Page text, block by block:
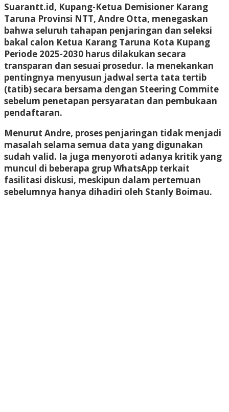
Suarantt.id, Kupang-Ketua Demisioner Karang
Taruna Provinsi NTT, Andre Otta, menegaskan
bahwa seluruh tahapan penjaringan dan seleksi
bakal calon Ketua Karang Taruna Kota Kupang
Periode 2025-2030 harus dilakukan secara
transparan dan sesuai prosedur. Ia menekankan
pentingnya menyusun jadwal serta tata tertib
(tatib) secara bersama dengan Steering Commite
sebelum penetapan persyaratan dan pembukaan
pendaftaran.
Menurut Andre, proses penjaringan tidak menjadi
masalah selama semua data yang digunakan
sudah valid. Ia juga menyoroti adanya kritik yang
muncul di beberapa grup WhatsApp terkait
fasilitasi diskusi, meskipun dalam pertemuan
sebelumnya hanya dihadiri oleh Stanly Boimau.